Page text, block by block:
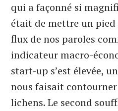
qui a façonné si
était de mettre un pied
flux de nos paroles
indicateur macro-
start-up s’est élevée,
nous faisait contourner
lichens. Le second